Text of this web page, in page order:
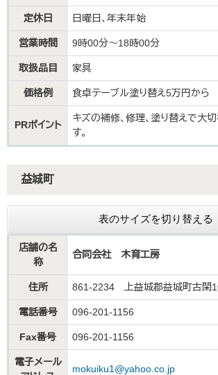
定休日 日曜日、年末年始
営業時間 9時00分～18時00分
取扱品目 家具
価格例 食卓テーブル塗り替え5万円から
PRポイント
キズの補修、修理、塗り替えで大
す。
益城町
表のサイズを切り替える
店舗の名
称
合同会社 木育工房
住所 861-2234 上益城郡益城町古閑
電話番号 096-201-1156
Fax番号 096-201-1156
電子メール
mokuiku1@yahoo.co.jp